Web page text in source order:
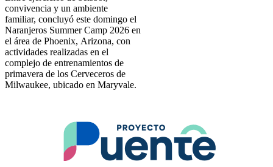
convivencia y un ambiente
familiar, concluyó este domingo el
Naranjeros Summer Camp 2026 en
el área de Phoenix, Arizona, con
actividades realizadas en el
complejo de entrenamientos de
primavera de los Cerveceros de
Milwaukee, ubicado en Maryvale.